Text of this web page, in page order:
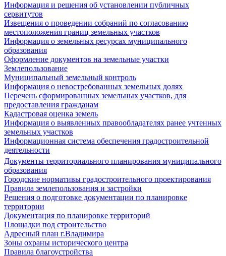
Информация и решения об установлении публичных
сервитутов
Извещения о проведении собраний по согласованию
местоположения границ земельных участков
Информация о земельных ресурсах муниципального
образования
Оформление документов на земельные участки
Землепользование
Муниципальный земельный контроль
Информация о невостребованных земельных долях
Перечень сформированных земельных участков, для
предоставления гражданам
Кадастровая оценка земель
Информация о выявленных правообладателях ранее учтенных
земельных участков
Информационная система обеспечения градостроительной
деятельности
Документы территориального планирования муниципального
образования
Городские нормативы градостроительного проектирования
Правила землепользования и застройки
Решения о подготовке документации по планировке
территории
Документация по планировке территорий
Площадки под строительство
Адресный план г.Владимира
Зоны охраны исторического центра
Правила благоустройства